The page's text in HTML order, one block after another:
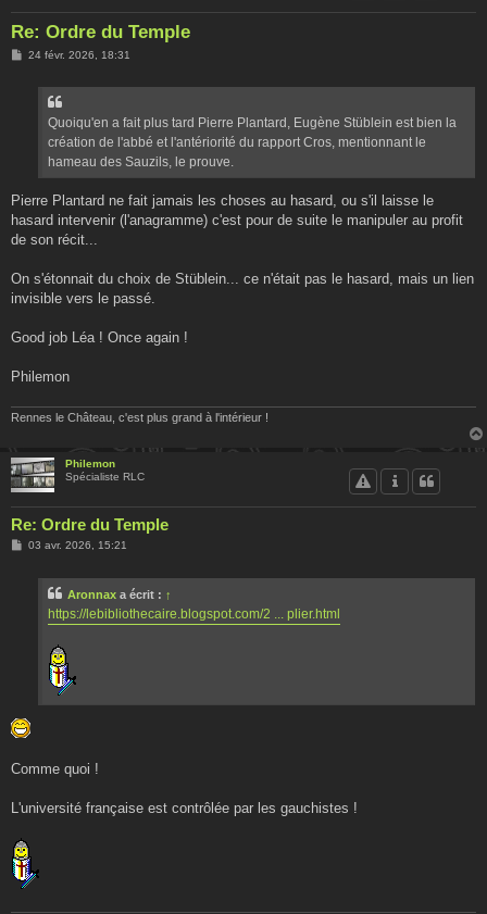
Re: Ordre du Temple
M24 févr. 2026, 18:31
Quoiqu'en a fait plus tard Pierre Plantard, Eugène Stüblein est bien la
création de l'abbé et l'antériorité du rapport Cros, mentionnant le
hameau des Sauzils, le prouve.
Pierre Plantard ne fait jamais les choses au hasard, ou s'il laisse le
hasard intervenir (l'anagramme) c'est pour de suite le manipuler au profit
de son récit...
On s'étonnait du choix de Stüblein... ce n'était pas le hasard, mais un lien
invisible vers le passé.
Good job Léa ! Once again !
Philemon
Rennes le Château, c'est plus grand à l'intérieur !
Philemon
Spécialiste RLC
Re: Ordre du Temple
M03 avr. 2026, 15:21
Aronnax a écrit : ↑
https://lebibliothecaire.blogspot.com/2 ... plier.html
Comme quoi !
L'université française est contrôlée par les gauchistes !